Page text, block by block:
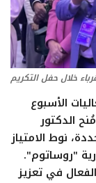
خلال حفل التكريم
الأسبوع
الدكتور
نوط الامتياز
"روساتوم".
في تعزيز